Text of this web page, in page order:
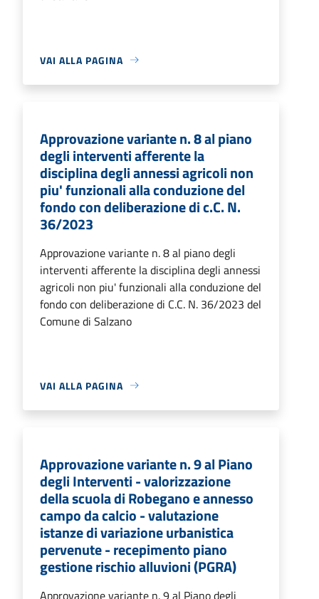
VAI ALLA PAGINA
Approvazione variante n. 8 al piano
degli interventi afferente la
disciplina degli annessi agricoli non
piu' funzionali alla conduzione del
fondo con deliberazione di c.C. N.
36/2023
Approvazione variante n. 8 al piano degli
interventi afferente la disciplina degli annessi
agricoli non piu' funzionali alla conduzione del
fondo con deliberazione di C.C. N. 36/2023 del
Comune di Salzano
VAI ALLA PAGINA
Approvazione variante n. 9 al Piano
degli Interventi - valorizzazione
della scuola di Robegano e annesso
campo da calcio - valutazione
istanze di variazione urbanistica
pervenute - recepimento piano
gestione rischio alluvioni (PGRA)
Approvazione variante n. 9 al Piano degli